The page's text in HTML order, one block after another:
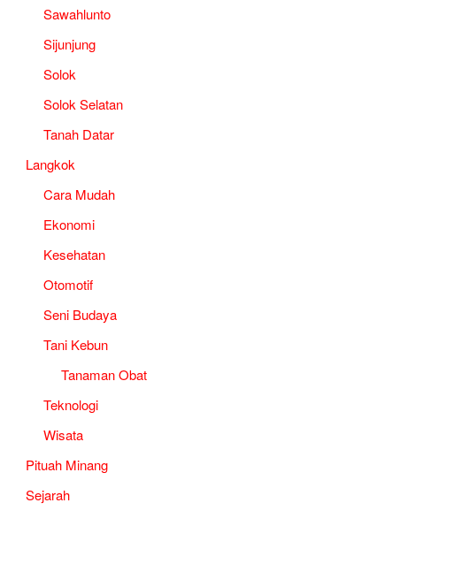
Sawahlunto
Sijunjung
Solok
Solok Selatan
Tanah Datar
Langkok
Cara Mudah
Ekonomi
Kesehatan
Otomotif
Seni Budaya
Tani Kebun
Tanaman Obat
Teknologi
Wisata
Pituah Minang
Sejarah